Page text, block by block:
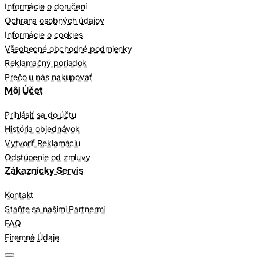
Informácie o doručení
Ochrana osobných údajov
Informácie o cookies
Všeobecné obchodné podmienky
Reklamačný poriadok
Prečo u nás nakupovať
Môj Účet
Prihlásiť sa do účtu
História objednávok
Vytvoriť Reklamáciu
Odstúpenie od zmluvy
Zákaznícky Servis
Kontakt
Staňte sa našimi Partnermi
FAQ
Firemné Údaje